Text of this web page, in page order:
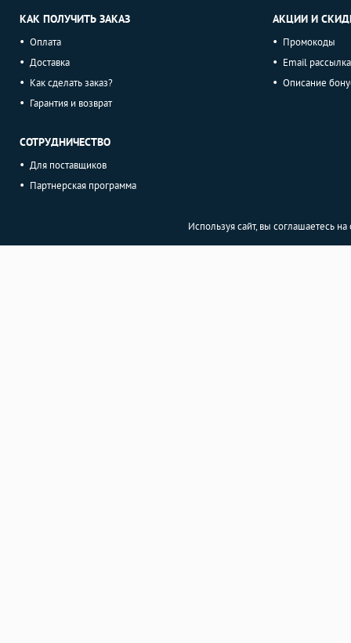
КАК ПОЛУЧИТЬ ЗАКАЗ
Оплата
Доставка
Как сделать заказ?
Гарантия и возврат
СОТРУДНИЧЕСТВО
Для поставщиков
Партнерская программа
АКЦИИ И
Промокоды
Email рассылка
Описание
Используя сайт, вы соглашаетесь